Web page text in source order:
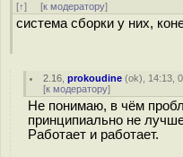
[↑] [к модератору]
система сборки у них,
2.16 ,prokoudine (ok), 14:13,
[к модератору]
Не понимаю, в чём
принципиально не
Работает и работает.